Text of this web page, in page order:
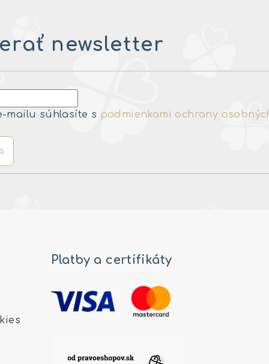
newsletter
mailu súhlasíte s podmienkami ochrany
Platby a certifikáty